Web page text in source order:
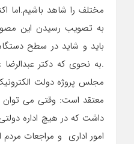
به تصویب رسیدن این
باید و شاید در سطح
.به نحوی که دکتر
مجلس پروژه دولت
معتقد است: وقتی می توان
داشت که در هیچ اداره
امور اداری و مراجعات